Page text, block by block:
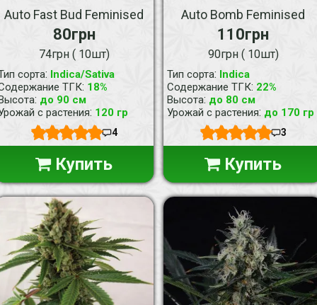
Auto Fast Bud Feminised
80грн
74грн ( 10шт)
сорта: Indica/Sativa
ТГК: 18%
: до 90 см
с растения: 120 гр
4
Купить
Auto Bomb Feminised
110грн
90грн ( 10шт)
Тип сорта: Indica
Содержание ТГК: 22%
Высота: до 80 см
Урожай с растения: до 170 гр
3
Купить